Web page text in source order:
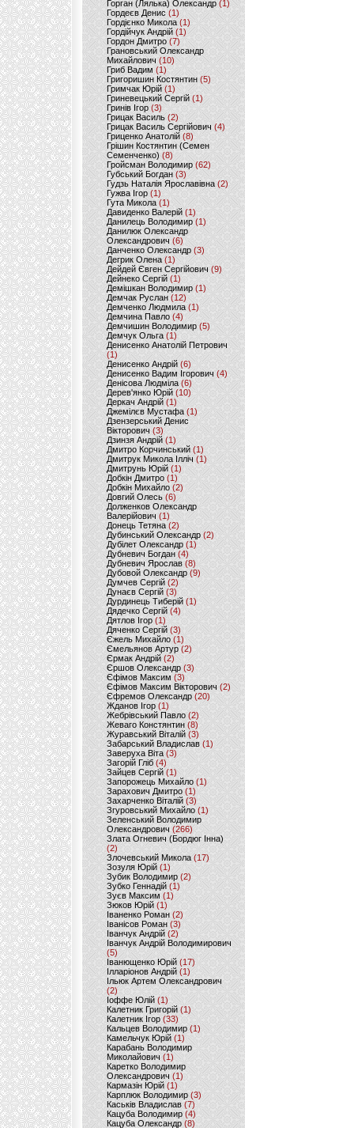
Горган (Лялька) Олександр(1)
Гордеєв Денис (1)
Гордієнко Микола (1)
Гордійчук Андрій (1)
Гордон Дмитро (7)
Грановський Олександр
Михайлович (10)
Гриб Вадим (1)
Григоришин Костянтин (5)
Гримчак Юрій(1)
Гриневецький Сергій(1)
Гринів Ігор (3)
Грицак Василь (2)
Грицак Василь Сергійович (4)
Гриценко Анатолій (8)
Грішин Костянтин (Семен
Семенченко)(8)
Гройсман Володимир(62)
Губський Богдан (3)
Гудзь Наталія Ярославівна(2)
Гужва Ігор (1)
Гута Микола (1)
Давиденко Валерій (1)
Данилець Володимир(1)
Данилюк Олександр
Олександрович (6)
Данченко Олександр (3)
Дегрик Олена(1)
Дейдей Євген Сергійович(9)
Дейнеко Сергій (1)
Демішкан Володимир(1)
Демчак Руслан (12)
Демченко Людмила (1)
Демчина Павло (4)
Демчишин Володимир (5)
Демчук Ольга(1)
Денисенко Анатолій Петрович
(1)
Денисенко Андрій (6)
Денисенко Вадим Ігорович (4)
Денісова Людміла(6)
Дерев'янко Юрій(10)
Деркач Андрій(1)
Джемілєв Мустафа (1)
Дзензерський Денис
Вікторович (3)
Дзинзя Андрій (1)
Дмитро Корчинський (1)
Дмитрук Микола Ілліч (1)
Дмитрунь Юрій (1)
Добкін Дмитро(1)
Добкін Михайло (2)
Довгий Олесь (6)
Долженков Олександр
Валерійович (1)
Донець Тетяна (2)
Дубинський Олександр(2)
Дубілет Олександр (1)
Дубневич Богдан (4)
Дубневич Ярослав (8)
Дубовой Олександр(9)
Думчев Сергій (2)
Дунаєв Сергій(3)
Дурдинець Тиберій (1)
Дядечко Сергій (4)
Дятлов Ігор (1)
Дяченко Сергій (3)
Єжель Михайло (1)
Ємельянов Артур (2)
Єрмак Андрій (2)
Єршов Олександр (3)
Єфімов Максим (3)
Єфімов Максим Вікторович (2)
Єфремов Олександр (20)
Жданов Ігор (1)
Жебрівський Павло (2)
Жеваго Констянтин (8)
Журавський Віталій (3)
Забарський Владислав (1)
Заверуха Віта (3)
Загорій Гліб (4)
Зайцев Сергій(1)
Запорожець Михайло (1)
Зарахович Дмитро (1)
Захарченко Віталій (3)
Згуровський Михайло (1)
Зеленський Володимир
Олександрович (266)
Злата Огневич (Бордюг Інна)
(2)
Злочевський Микола(17)
Зозуля Юрій (1)
Зубик Володимир (2)
Зубко Геннадій (1)
Зуєв Максим(1)
Зюков Юрій (1)
Іваненко Роман (2)
Іванісов Роман (3)
Іванчук Андрій(2)
Іванчук Андрій Володимирович
(5)
Іванющенко Юрій (17)
Ілларіонов Андрій (1)
Ільюк Артем Олександрович
(2)
Іоффе Юлій (1)
Калетник Григорій(1)
Калетник Ігор (33)
Кальцев Володимир(1)
Камельчук Юрій (1)
Карабань Володимир
Миколайович (1)
Каретко Володимир
Олександрович (1)
Кармазін Юрій(1)
Карплюк Володимир(3)
Каськів Владислав (7)
Кацуба Володимир (4)
Кацуба Олександр (8)